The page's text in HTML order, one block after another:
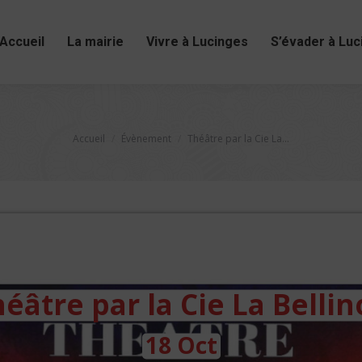
Accueil La mairie Vivre à Lucinges S’évader à
Accueil Évènement Théâtre par la Cie La…
par la Cie La
18 Oct